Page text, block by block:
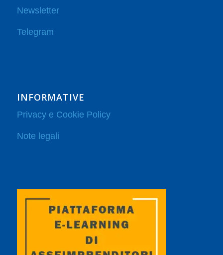
Newsletter
Telegram
INFORMATIVE
Privacy e Cookie Policy
Note legali